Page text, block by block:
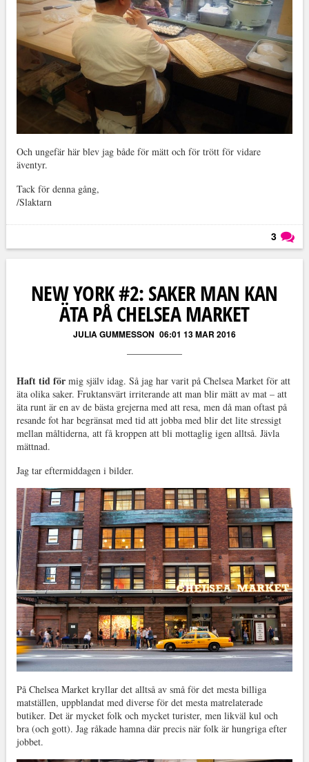
Och ungefär här blev jag både för mätt och för trött för vidare
äventyr.
Tack för denna gång,
/Slaktarn
3
NEW YORK #2: SAKER MAN KAN
ÄTA PÅ CHELSEA MARKET
JULIA GUMMESSON 06:01 13 MAR 2016
Haft tid förmig själv idag. Så jag har varit på Chelsea Market för att
äta olika saker. Fruktansvärt irriterande att man blir mätt av mat – att
äta runt är en av de bästa grejerna med att resa, men då man oftast på
resande fot har begränsat med tid att jobba med blir det lite stressigt
mellan måltiderna, att få kroppen att bli mottaglig igen alltså. Jävla
mättnad.
Jag tar eftermiddagen i bilder.
På Chelsea Market kryllar det alltså av små för det mesta billiga
matställen, uppblandat med diverse för det mesta matrelaterade
butiker. Det är mycket folk och mycket turister, men likväl kul och
bra (och gott). Jag råkade hamna där precis när folk är hungriga efter
jobbet.